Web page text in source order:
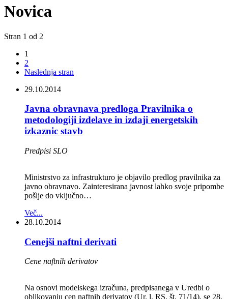
Novica
Stran 1 od 2
1
2
Naslednja stran
29.10.2014
Javna obravnava predloga Pravilnika o
metodologiji izdelave in izdaji energetskih
izkaznic stavb
Predpisi SLO
Ministrstvo za infrastrukturo je objavilo predlog pravilnika za
javno obravnavo. Zainteresirana javnost lahko svoje pripombe
pošlje do vključno…
Več...
28.10.2014
Cenejši naftni derivati
Cene naftnih derivatov
Na osnovi modelskega izračuna, predpisanega v Uredbi o
oblikovanju cen naftnih derivatov (Ur. l. RS, št. 71/14), se 28.